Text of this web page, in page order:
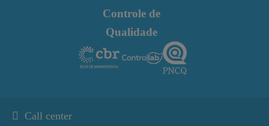
Controle de
Qualidade
Call center